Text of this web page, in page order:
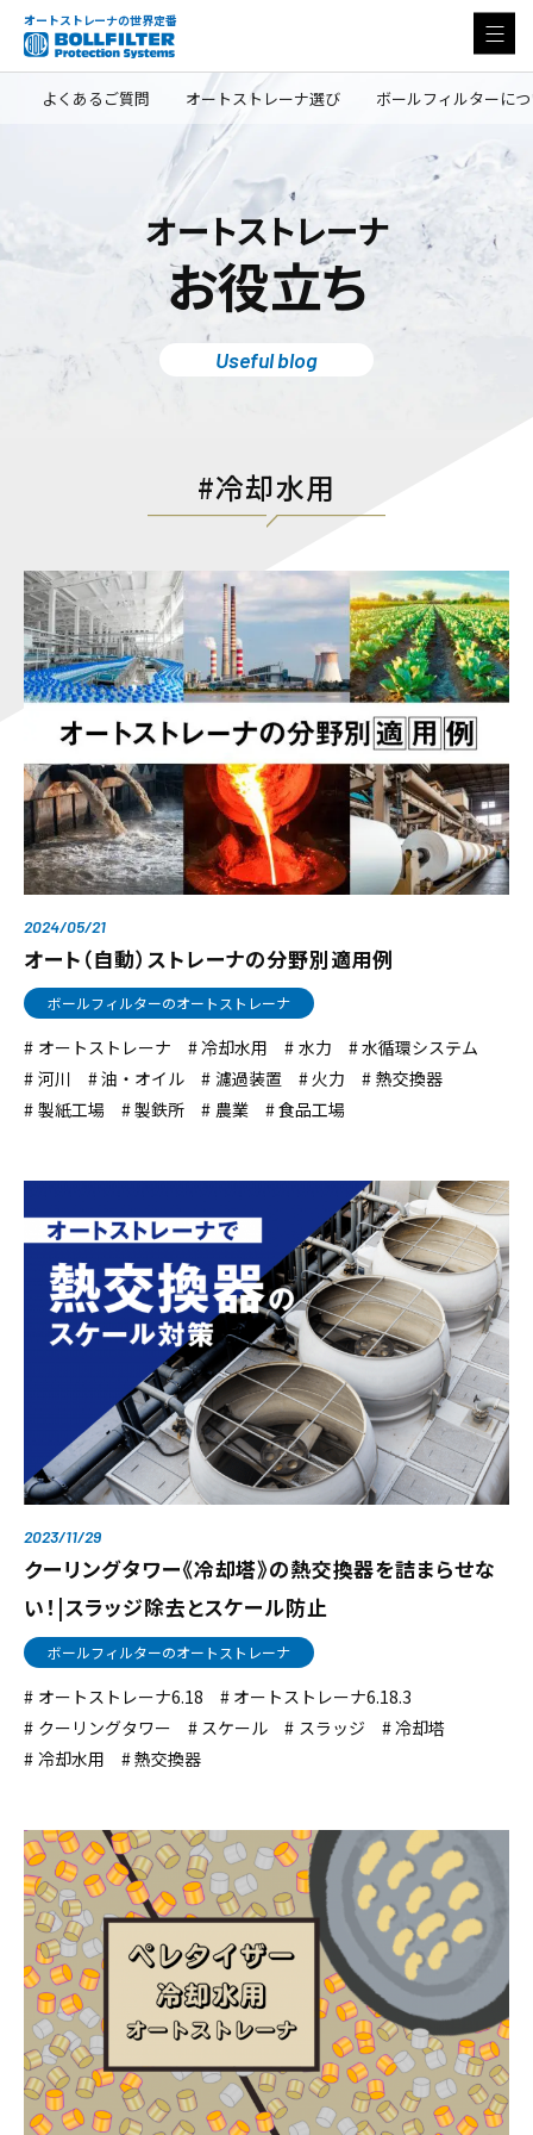
オートストレーナの世界定番
よくあるご質問 オートストレーナ選び ボールフィルターに
オートストレーナ
お役立ち
Useful blog
冷却水用
2024/05/21
オート（自動）ストレーナの分野別適用例
ボールフィルターのオートストレーナ
オートストレーナ 冷却水用 水力
水循環システム
河川
油・オイル 濾過装置 火力
熱交換器
製紙工場
製鉄所 農業 食品工場
2023/11/29
クーリングタワー《冷却塔》の熱交換器を詰まらせな
い！|スラッジ除去とスケール防止
ボールフィルターのオートストレーナ
オートストレーナ6.18
オートストレーナ6.18.3
クーリングタワー
スケール スラッジ
冷却塔
冷却水用
熱交換器